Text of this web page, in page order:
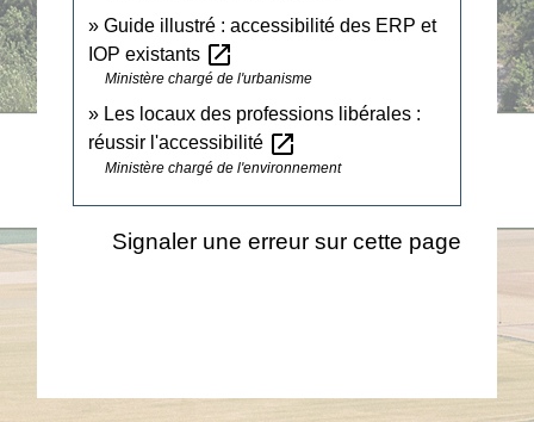
Guide illustré : accessibilité des ERP et
IOP existants open_in_new
Ministère chargé de l'urbanisme
Les locaux des professions libérales :
réussir l'accessibilité open_in_new
Ministère chargé de l'environnement
Signaler une erreur sur cette page